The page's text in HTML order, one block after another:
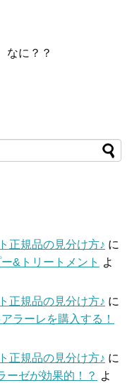
に？？
正規品の見分け方♪ に
&トリートメント よ
正規品の見分け方♪ に
ラーレを購入する！
正規品の見分け方♪ に
ーゼが効果的！？ よ